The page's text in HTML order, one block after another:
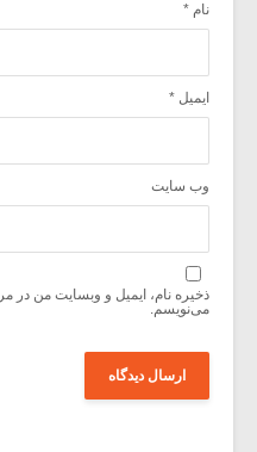
نام *
ایمیل *
وب‌ سایت
ذخیره نام، ایمیل و وبسایت من در
می‌نویسم.